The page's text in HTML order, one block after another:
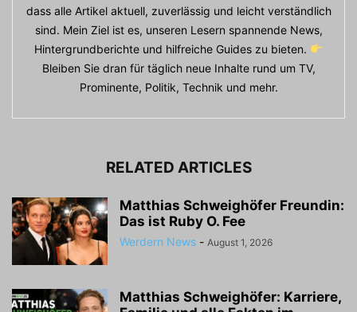
dass alle Artikel aktuell, zuverlässig und leicht verständlich
sind. Mein Ziel ist es, unseren Lesern spannende News,
Hintergrundberichte und hilfreiche Guides zu bieten.
Bleiben Sie dran für täglich neue Inhalte rund um TV,
Prominente, Politik, Technik und mehr.
RELATED ARTICLES
Matthias Schweighöfer Freundin:
Das ist Ruby O. Fee
Werdern News - August 1, 2026
Matthias Schweighöfer: Karriere,